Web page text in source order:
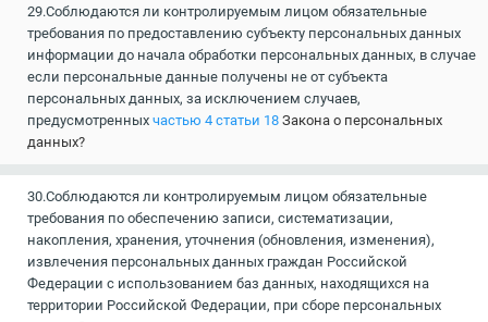
29.Соблюдаются ли контролируемым лицом обязательные
требования по предоставлению субъекту персональных данных
информации до начала обработки персональных данных, в случае
если персональные данные получены не от субъекта
персональных данных, за исключением случаев,
предусмотренных частью 4 статьи 18 Закона о персональных
данных?
30.Соблюдаются ли контролируемым лицом обязательные
требования по обеспечению записи, систематизации,
накопления, хранения, уточнения (обновления, изменения),
извлечения персональных данных граждан Российской
Федерации с использованием баз данных, находящихся на
территории Российской Федерации, при сборе персональных